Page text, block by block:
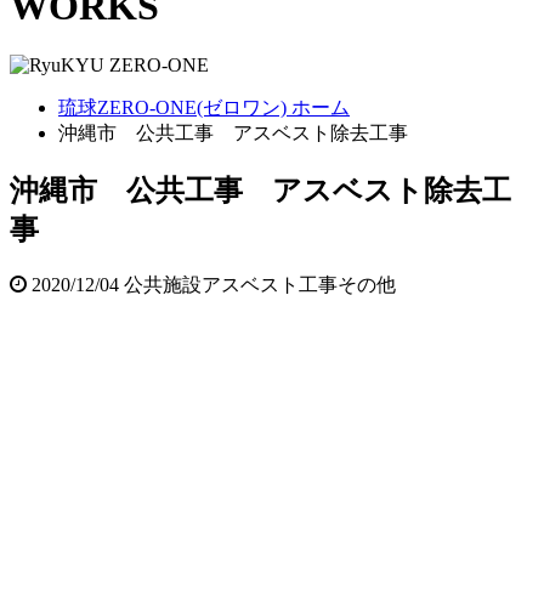
琉球ZERO-ONE(ゼロワン) ホーム
沖縄市 公共工事 アスベスト除去工事
沖縄市 公共工事 アスベスト除去工
事
2020/12/04 公共施設アスベスト工事その他